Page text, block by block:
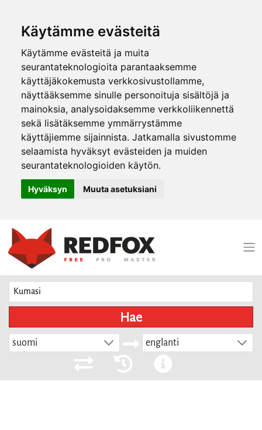
Käytämme evästeitä
Käytämme evästeitä ja muita
seurantateknologioita parantaaksemme
käyttäjäkokemusta verkkosivustollamme,
näyttääksemme sinulle personoituja sisältöjä ja
mainoksia, analysoidaksemme verkkoliikennettä
sekä lisätäksemme ymmärrystämme
käyttäjiemme sijainnista. Jatkamalla sivustomme
selaamista hyväksyt evästeiden ja muiden
seurantateknologioiden käytön.
Hyväksyn Muuta asetuksiani
Hae
suomi englanti